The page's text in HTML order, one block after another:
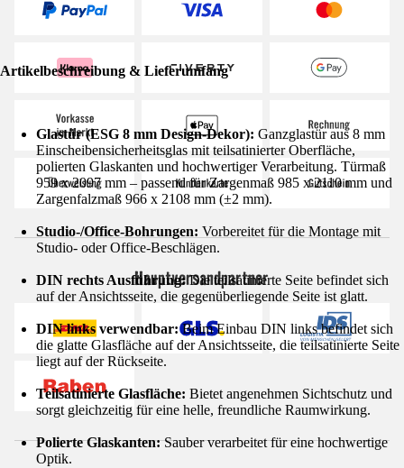
Artikelbeschreibung & Lieferumfang
Glastür (ESG 8 mm Design-Dekor): Ganzglastür aus 8 mm
Einscheibensicherheitsglas mit teilsatinierter Oberfläche,
polierten Glaskanten und hochwertiger Verarbeitung. Türmaß
959 x 2097 mm – passend für Zargenmaß 985 x 2110 mm und
Zargenfalzmaß 966 x 2108 mm (±2 mm).
Studio-/Office-Bohrungen: Vorbereitet für die Montage mit
Studio- oder Office-Beschlägen.
DIN rechts Ausführung:Die teilsatinierte Seite befindet sich
auf der Ansichtsseite, die gegenüberliegende Seite ist glatt.
DIN links verwendbar:Beim Einbau DIN links befindet sich
die glatte Glasfläche auf der Ansichtsseite, die teilsatinierte Seite
liegt auf der Rückseite.
Teilsatinierte Glasfläche: Bietet angenehmen Sichtschutz und
sorgt gleichzeitig für eine helle, freundliche Raumwirkung.
Polierte Glaskanten:Sauber verarbeitet für eine hochwertige
Optik.
Hauptversandpartner